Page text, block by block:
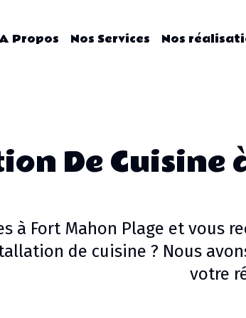
Propos Nos Services Nos
De Cuisine
à Fort Mahon Plage et vous
de cuisine ? Nous
votre